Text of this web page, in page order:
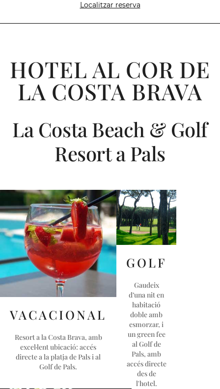
Localitzar reserva
HOTEL AL COR DE
LA COSTA BRAVA
La Costa Beach & Golf
Resort a Pals
VACACIONAL
Resort a la Costa Brava, amb
excel·lent ubicació: accés
directe a la platja de Pals i al
Golf de Pals.
GOLF
Gaudeix
d’una nit en
habitació
doble amb
esmorzar, i
un green fee
al Golf de
Pals, amb
accés directe
des de
l'hotel.